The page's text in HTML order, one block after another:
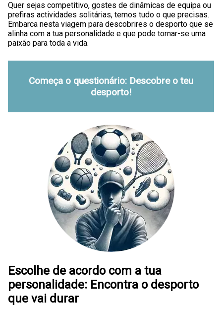
Quer sejas competitivo, gostes de dinâmicas de equipa ou
prefiras actividades solitárias, temos tudo o que precisas.
Embarca nesta viagem para descobrires o desporto que se
alinha com a tua personalidade e que pode tornar-se uma
paixão para toda a vida.
Começa o questionário: Descobre o teu
desporto!
Escolhe de acordo com a tua
personalidade: Encontra o desporto
que vai durar